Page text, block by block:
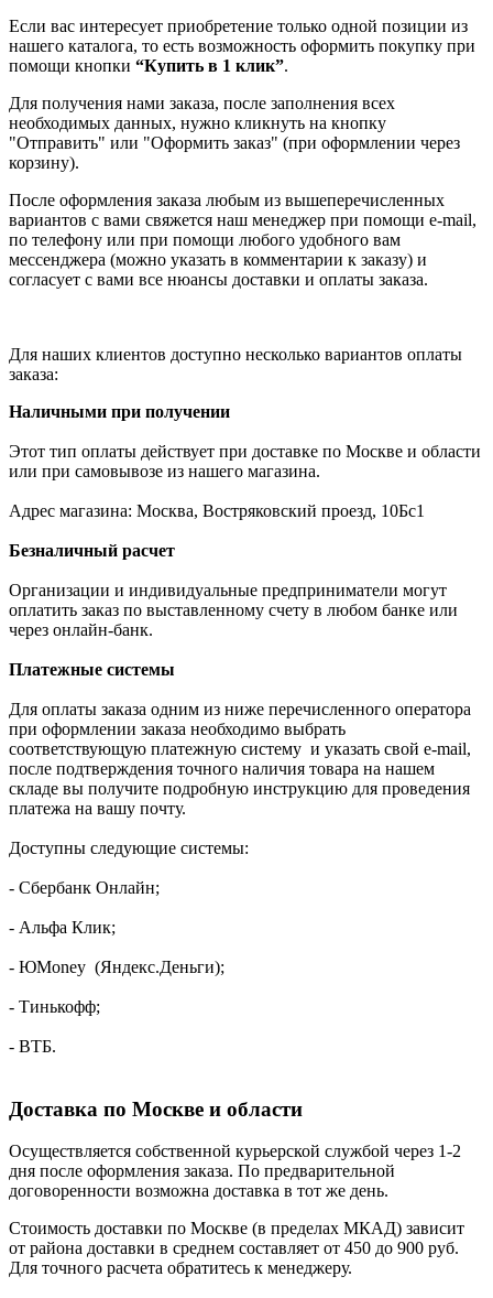
Если вас интересует приобретение только одной позиции из
нашего каталога, то есть возможность оформить покупку при
помощи кнопки “Купить в 1 клик”.
Для получения нами заказа, после заполнения всех
необходимых данных, нужно кликнуть на кнопку
"Отправить" или "Оформить заказ" (при оформлении через
корзину).
После оформления заказа любым из вышеперечисленных
вариантов с вами свяжется наш менеджер при помощи e-mail,
по телефону или при помощи любого удобного вам
мессенджера (можно указать в комментарии к заказу) и
согласует с вами все нюансы доставки и оплаты заказа.
Для наших клиентов доступно несколько вариантов оплаты
заказа:
Наличными при получении
Этот тип оплаты действует при доставке по Москве и области
или при самовывозе из нашего магазина.
Адрес магазина: Москва, Востряковский проезд, 10Бс1
Безналичный расчет
Организации и индивидуальные предприниматели могут
оплатить заказ по выставленному счету в любом банке или
через онлайн-банк.
Платежные системы
Для оплаты заказа одним из ниже перечисленного оператора
при оформлении заказа необходимо выбрать
соответствующую платежную систему и указать свой e-mail,
после подтверждения точного наличия товара на нашем
складе вы получите подробную инструкцию для проведения
платежа на вашу почту.
Доступны следующие системы:
- Сбербанк Онлайн;
- Альфа Клик;
- ЮMoney (Яндекс.Деньги);
- Тинькофф;
- ВТБ.
Доставка по Москве и области
Осуществляется собственной курьерской службой через 1-2
дня после оформления заказа. По предварительной
договоренности возможна доставка в тот же день.
Стоимость доставки по Москве (в пределах МКАД) зависит
от района доставки в среднем составляет от 450 до 900 руб.
Для точного расчета обратитесь к менеджеру.